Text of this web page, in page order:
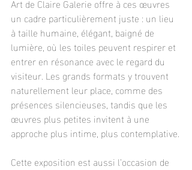
Art de Claire Galerie offre à ces œuvres
un cadre particulièrement juste : un lieu
à taille humaine, élégant, baigné de
lumière, où les toiles peuvent respirer et
entrer en résonance avec le regard du
visiteur. Les grands formats y trouvent
naturellement leur place, comme des
présences silencieuses, tandis que les
œuvres plus petites invitent à une
approche plus intime, plus contemplative.
Cette exposition est aussi l’occasion de